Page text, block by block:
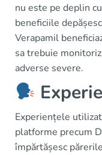
nu este pe deplin
beneficiile
Verapamil
sa trebuie
adverse severe.
Experiențele
platforme precum
împărtășesc părerile